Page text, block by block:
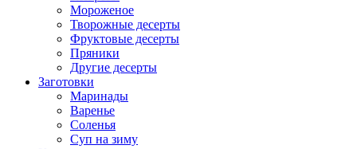
Мороженое
Творожные десерты
Фруктовые десерты
Пряники
Другие десерты
Заготовки
Маринады
Варенье
Соленья
Суп на зиму